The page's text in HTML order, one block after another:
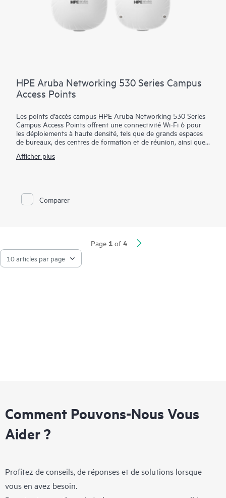
HPE Aruba Networking 530 Series Campus
Access Points
Les points d’accès campus HPE Aruba Networking 530 Series
Campus Access Points offrent une connectivité Wi-Fi 6 pour
les déploiements à haute densité, tels que de grands espaces
de bureaux, des centres de formation et de réunion, ainsi que
pouvant atteindre 2,97 Gbit/s, cette série est conçue selon les
utilisateurs et l’efficacité globale.
Central procure une vue unifiée pour superviser les réseaux
locaux, WAN et VPN filaires et sans fil. Les fonctionnalités
d’analyse pilotée par l’IA, d’orchestration et d’automatisation
de bout en bout et de sécurité avancée sont intégrées dans la
Afficher plus
Comparer
Page 1 of 4
Comment Pouvons-Nous Vous
Aider ?
Profitez de conseils, de réponses et de solutions lorsque
vous en avez besoin.